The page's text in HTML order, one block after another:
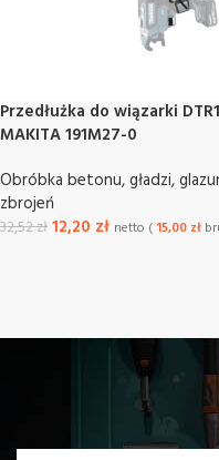
Przedłużka do wiązarki
MAKITA 191M27-0
Obróbka betonu, gładzi,
zbrojeń
32,52zł12,20 zł netto ( 15,00 zł